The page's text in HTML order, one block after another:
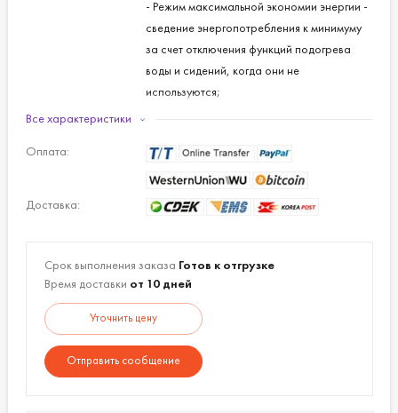
- Режим максимальной экономии энергии -
сведение энергопотребления к минимуму
за счет отключения функций подогрева
воды и сидений, когда они не
используются;
сидите на сиденье унитаза, и не
активируются от резких движений детей;
- Автоматическое реле защиты отключает
15 мА);
- Абсолютно водонепроницаемая
конструкция – позволяет не беспокоиться
о поражении электрическим током во
влажной ванной комнате;
- Плавное открытие и закрытие крышки -
Все характеристики
Оплата:
Доставка:
Срок выполнения заказа Готов к отгрузке
Время доставки от 10 дней
Уточнить цену
Отправить сообщение